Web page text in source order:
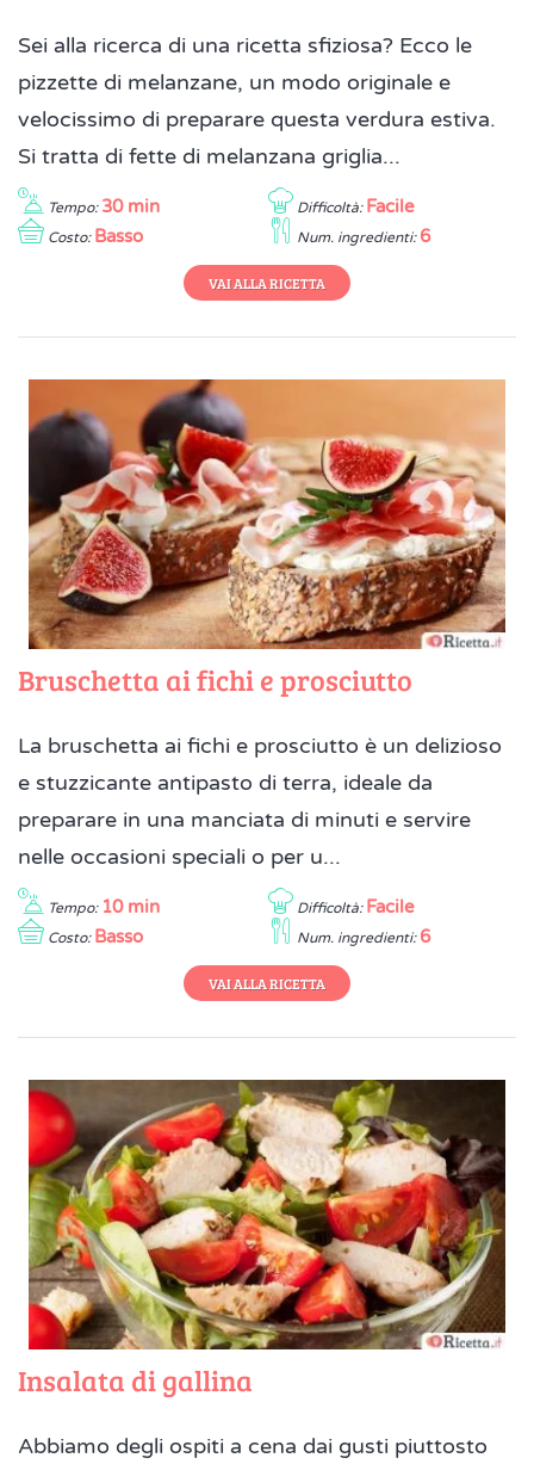
Sei alla ricerca di una ricetta sfiziosa? Ecco le
pizzette di melanzane, un modo originale e
velocissimo di preparare questa verdura estiva.
Si tratta di fette di melanzana griglia...
Tempo: 30 min Difficoltà: Facile
Costo: Basso Num. ingredienti: 6
VAI ALLA RICETTA
Bruschetta ai fichi e prosciutto
La bruschetta ai fichi e prosciutto è un delizioso
e stuzzicante antipasto di terra, ideale da
preparare in una manciata di minuti e servire
nelle occasioni speciali o per u...
Tempo: 10 min Difficoltà: Facile
Costo: Basso Num. ingredienti: 6
VAI ALLA RICETTA
Insalata di gallina
Abbiamo degli ospiti a cena dai gusti piuttosto